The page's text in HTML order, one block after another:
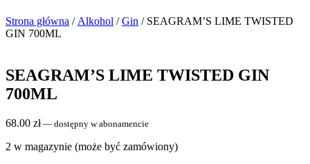
Strona główna / Alkohol /Gin / SEAGRAM’S LIME TWISTED
GIN 700ML
SEAGRAM’S LIME TWISTED GIN
700ML
68.00 zł — dostępny w abonamencie
2 w magazynie (może być zamówiony)